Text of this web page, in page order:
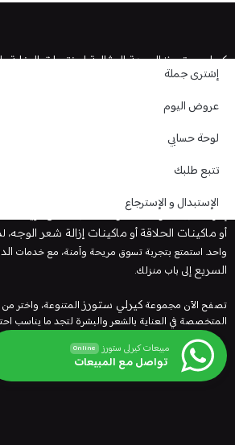
كيرلى ستورز: الوجهة المثالية لمنتجات
العناية الشخصية، نقدم لك تجربة تسوق استثنائية
أفضل زيوت الشعر
وفعالة تلبي جميع احتياجات العناية الشخصية.
فيكيرلى ستورز ، نقدم لك
إشراقة طبيعية وصحية. سواء كنت تبحث عن
أو ماكينات الحلاقة أو ماكينات إزالة شعر الوجه،
واحد. استمتع بتجربة تسوق مريحة وآمنة، مع خدمات
السريع إلى باب منزلك.
تصفح الآن مجموعة كيرلي ستورزالمتنوعة، واختر
المتخصصة في العناية بالشعر والبشرة لتجد ما يناسب
مبيعات كيرلى ستورز Online
تواصل مع المبيعات
إشترى جملة
عروض اليوم
لوحة حسابي
تتبع طلبك
الإستبدال و الإسترجاع